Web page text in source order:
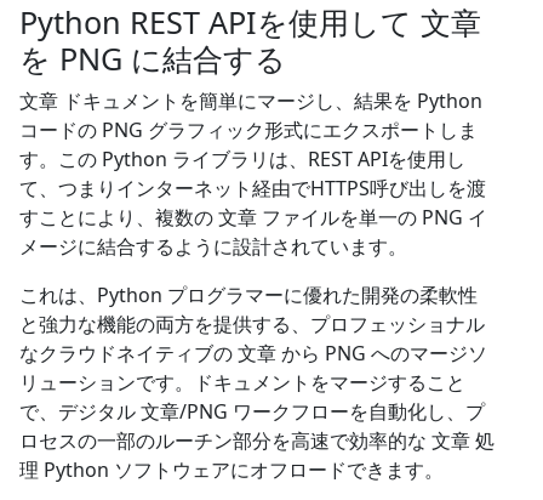
Python REST APIを使用して 文章
を PNG に結合する
文章 ドキュメントを簡単にマージし、結果を Python
コードの PNG グラフィック形式にエクスポートしま
す。この Python ライブラリは、REST APIを使用し
て、つまりインターネット経由でHTTPS呼び出しを渡
すことにより、複数の 文章 ファイルを単一の PNG イ
メージに結合するように設計されています。
これは、Python プログラマーに優れた開発の柔軟性
と強力な機能の両方を提供する、プロフェッショナル
なクラウドネイティブの 文章 から PNG へのマージソ
リューションです。ドキュメントをマージすること
で、デジタル 文章/PNG ワークフローを自動化し、プ
ロセスの一部のルーチン部分を高速で効率的な 文章 処
理 Python ソフトウェアにオフロードできます。